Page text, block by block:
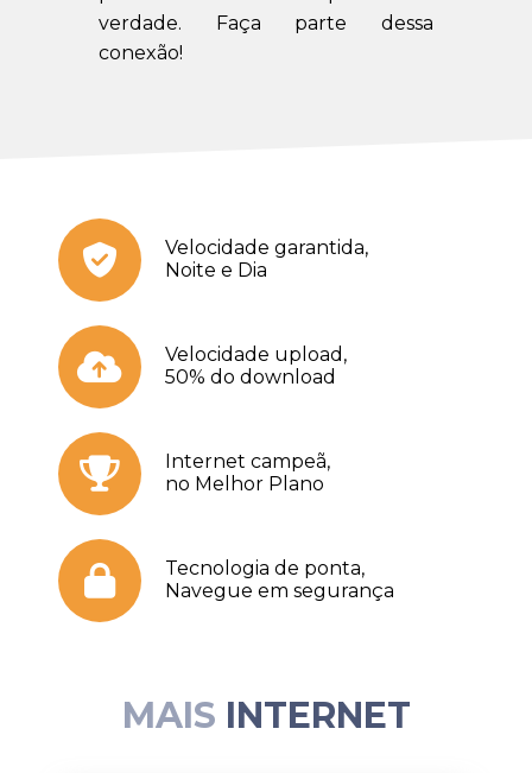
verdade. Faça parte dessa
conexão!
Velocidade garantida,
Noite e Dia
Velocidade upload,
50% do download
Internet campeã,
no Melhor Plano
Tecnologia de ponta,
Navegue em segurança
MAIS INTERNET